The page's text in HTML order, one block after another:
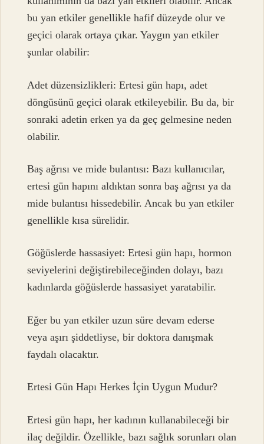
bu yan etkiler genellikle hafif düzeyde olur ve
geçici olarak ortaya çıkar. Yaygın yan etkiler
şunlar olabilir:
Adet düzensizlikleri: Ertesi gün hapı, adet
döngüsünü geçici olarak etkileyebilir. Bu da, bir
sonraki adetin erken ya da geç gelmesine neden
olabilir.
Baş ağrısı ve mide bulantısı: Bazı kullanıcılar,
ertesi gün hapını aldıktan sonra baş ağrısı ya da
mide bulantısı hissedebilir. Ancak bu yan etkiler
genellikle kısa sürelidir.
Göğüslerde hassasiyet: Ertesi gün hapı, hormon
seviyelerini değiştirebileceğinden dolayı, bazı
kadınlarda göğüslerde hassasiyet yaratabilir.
Eğer bu yan etkiler uzun süre devam ederse
veya aşırı şiddetliyse, bir doktora danışmak
faydalı olacaktır.
Ertesi Gün Hapı Herkes İçin Uygun Mudur?
Ertesi gün hapı, her kadının kullanabileceği bir
ilaç değildir. Özellikle, bazı sağlık sorunları olan